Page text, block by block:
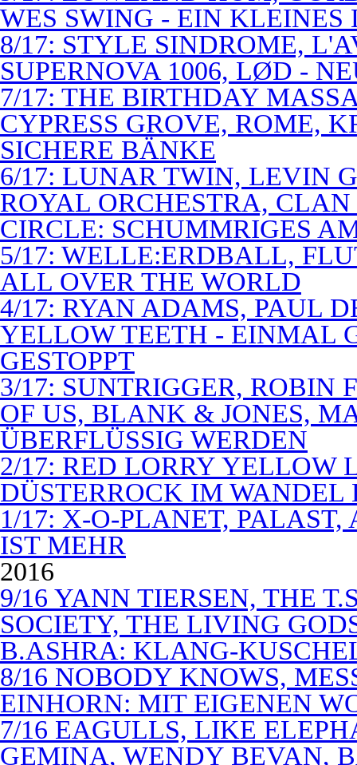
WES SWING - EIN KLEINES
8/17: STYLE SINDROME,
SUPERNOVA 1006, LØD -
7/17: THE BIRTHDAY
CYPRESS GROVE, ROME,
SICHERE BÄNKE
6/17: LUNAR TWIN, LEVIN
ROYAL ORCHESTRA,
CIRCLE: SCHUMMRIGES
5/17: WELLE:ERDBALL,
ALL OVER THE WORLD
4/17: RYAN ADAMS, PAUL
YELLOW TEETH - EINMAL
GESTOPPT
3/17: SUNTRIGGER, ROBIN
OF US, BLANK & JONES,
ÜBERFLÜSSIG WERDEN
2/17: RED LORRY YELLOW
DÜSTERROCK IM WANDEL
1/17: X-O-PLANET,
IST MEHR
2016
9/16 YANN TIERSEN, THE
SOCIETY, THE LIVING
B.ASHRA: KLANG-
8/16 NOBODY KNOWS,
EINHORN: MIT EIGENEN
7/16 EAGULLS, LIKE
GEMINA, WENDY BEVAN,